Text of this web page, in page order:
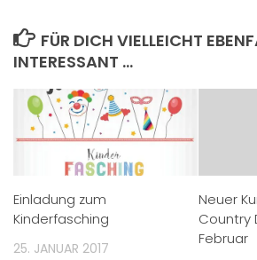
FÜR DICH VIELLEICHT
INTERESSANT …
Einladung zum
Kinderfasching
25. JANUAR 2017
Neuer
Country
Februar